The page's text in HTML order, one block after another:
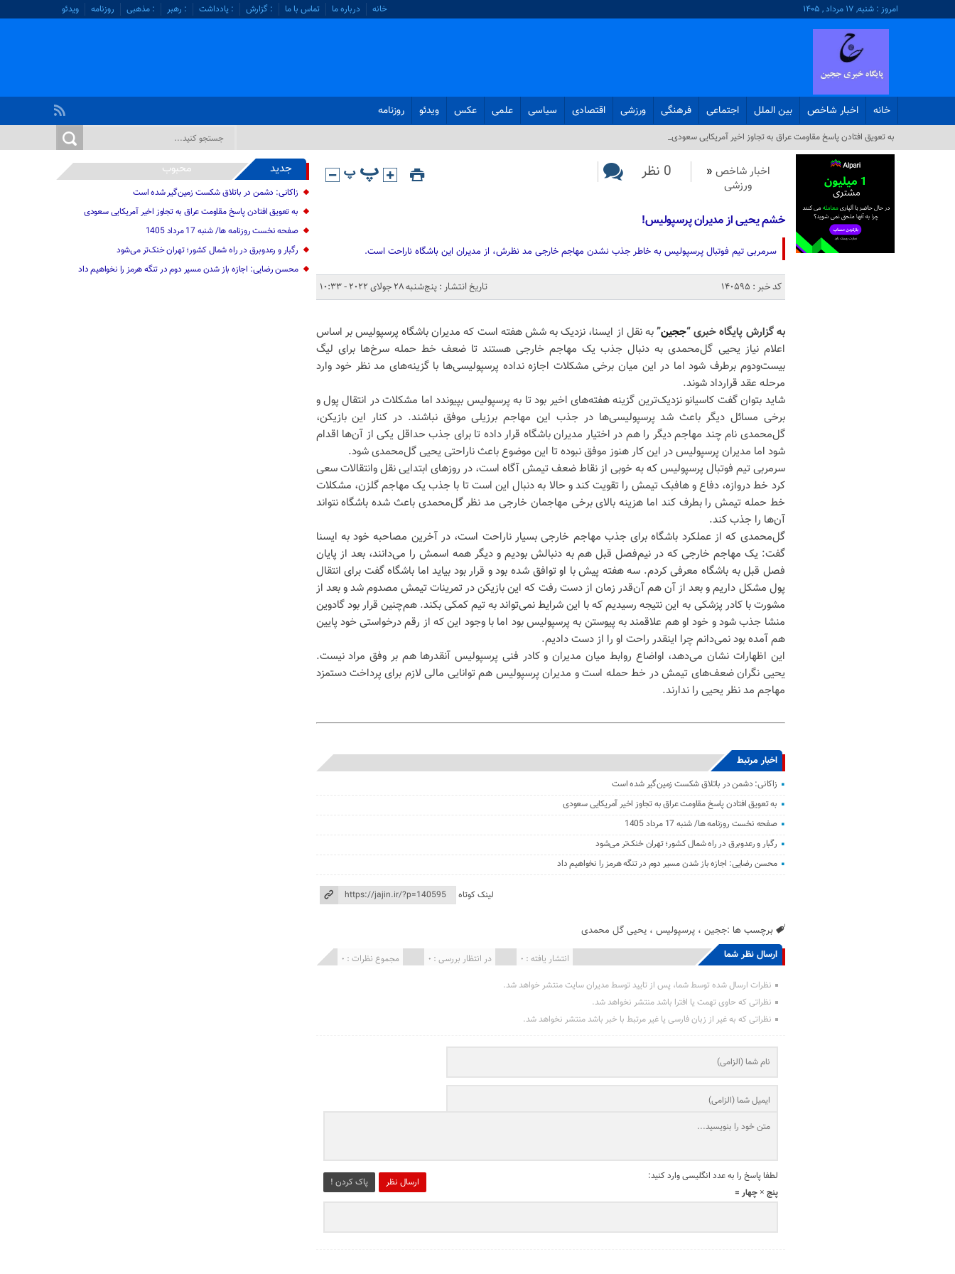
امروز : شنبه, ۱۷ مرداد , ۱۴۰۵ خانه درباره ما تماس با ما : گزارش : یادداشت : رهبر : مذهبی روزنامه ویدئو
خانه اخبار شاخص بین الملل اجتماعی فرهنگی ورزشی اقتصادی سیاسی علمی عکس ویدئو روزنامه
به تعویق افتادن پاسخ مقاومت عراق به تجاوز اخیر آمریکایی سعودی_
اخبار شاخص «
ورزشی
0 نظر
خشم یحیی از مدیران پرسپولیس!
سرمربی تیم فوتبال پرسپولیس به خاطر جذب نشدن مهاجم خارجی مد نظرش، از مدیران این باشگاه ناراحت است.
کد خبر : 140595 تاریخ انتشار : پنج‌شنبه 28 جولای 2022 - 10:33
به گزارش پایگاه خبری “ججین”به نقل از ایسنا، نزدیک به شش هفته است که مدیران باشگاه پرسپولیس بر اساس
اعلام نیاز یحیی گل‌محمدی به دنبال جذب یک مهاجم خارجی هستند تا ضعف خط حمله سرخ‌ها برای لیگ
بیست‌ودوم برطرف شود اما در این میان برخی مشکلات اجازه نداده پرسپولیسی‌ها با گزینه‌های مد نظر خود وارد
مرحله عقد قرارداد شوند.
شاید بتوان گفت کاسیانو نزدیک‌ترین گزینه هفته‌های اخیر بود تا به پرسپولیس بپیوندد اما مشکلات در انتقال پول و
برخی مسائل دیگر باعث شد پرسپولیسی‌ها در جذب این مهاجم برزیلی موفق نباشند. در کنار این بازیکن،
گل‌محمدی نام چند مهاجم دیگر را هم در اختیار مدیران باشگاه قرار داده تا برای جذب حداقل یکی از آن‌ها اقدام
شود اما مدیران پرسپولیس در این کار هنوز موفق نبوده تا این موضوع باعث ناراحتی یحیی گل‌محمدی شود.
سرمربی تیم فوتبال پرسپولیس که به خوبی از نقاط ضعف تیمش آگاه است، در روزهای ابتدایی نقل وانتقالات سعی
کرد خط دروازه، دفاع و هافبک تیمش را تقویت کند و حالا به دنبال این است تا با جذب یک مهاجم گلزن، مشکلات
خط حمله تیمش را بطرف کند اما هزینه بالای برخی مهاجمان خارجی مد نظر گل‌محمدی باعث شده باشگاه نتواند
آن‌ها را جذب کند.
گل‌محمدی که از عملکرد باشگاه برای جذب مهاجم خارجی بسیار ناراحت است، در آخرین مصاحبه خود به ایسنا
گفت: یک مهاجم خارجی که در نیم‌فصل قبل هم به دنبالش بودیم و دیگر همه اسمش را می‌دانند، بعد از پایان
فصل قبل به باشگاه معرفی کردم. سه هفته پیش با او توافق شده بود و قرار بود بیاید اما باشگاه گفت برای انتقال
پول مشکل داریم و بعد از آن هم آن‌قدر زمان از دست رفت که این بازیکن در تمرینات تیمش مصدوم شد و بعد از
مشورت با کادر پزشکی به این نتیجه رسیدیم که با این شرایط نمی‌تواند به تیم کمکی بکند. هم‌چنین قرار بود گادوین
منشا جذب شود و خود او هم علاقمند به پیوستن به پرسپولیس بود اما با وجود این که از رقم درخواستی خود پایین
هم آمده بود نمی‌دانم چرا اینقدر راحت او را از دست دادیم.
این اظهارات نشان می‌دهد، اواضاع روابط میان مدیران و کادر فنی پرسپولیس آنقدرها هم بر وفق مراد نیست.
یحیی نگران ضعف‌های تیمش در خط حمله است و مدیران پرسپولیس هم توانایی مالی لازم برای پرداخت دستمزد
مهاجم مد نظر یحیی را ندارند.
اخبار مرتبط
زاکانی: دشمن در باتلاق شکست زمین‌گیر شده است
به تعویق افتادن پاسخ مقاومت عراق به تجاوز اخیر آمریکایی سعودی
صفحه نخست روزنامه ها/ شنبه 17 مرداد 1405
رگبار و رعدوبرق در راه شمال کشور؛ تهران خنک‌تر می‌شود
محسن رضایی: اجازه باز شدن مسیر دوم در تنگه هرمز را نخواهیم داد
لینک کوتاه
برچسب ها :ججین ،پرسپولیس ،یحیی گل محمدی
ارسال نظر شما مجموع نظرات : 0 در انتظار بررسی : 0 انتشار یافته : 0
نظرات ارسال شده توسط شما، پس از تایید توسط مدیران سایت منتشر خواهد شد.
نظراتی که حاوی تهمت یا افترا باشد منتشر نخواهد شد.
نظراتی که به غیر از زبان فارسی یا غیر مرتبط با خبر باشد منتشر نخواهد شد.
ارسال نظر پاک کردن !
لطفا پاسخ را به عدد انگلیسی وارد کنید:
پنج × چهار =
جدید محبوب
زاکانی: دشمن در باتلاق شکست زمین‌گیر شده است
به تعویق افتادن پاسخ مقاومت عراق به تجاوز اخیر آمریکایی سعودی
صفحه نخست روزنامه ها/ شنبه 17 مرداد 1405
رگبار و رعدوبرق در راه شمال کشور؛ تهران خنک‌تر می‌شود
محسن رضایی: اجازه باز شدن مسیر دوم در تنگه هرمز را نخواهیم داد